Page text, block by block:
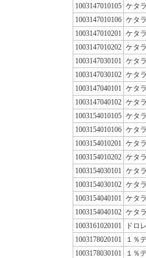
1003147010105 ケタ
1003147010106 ケタ
1003147010201
ケタ
1003147010202 ケタ
1003147030101
ケタ
1003147030102 ケタ
1003147040101
ケタ
1003147040102 ケタ
1003154010105 ケタ
1003154010106 ケタ
1003154010201
ケタ
1003154010202 ケタ
1003154030101
ケタ
1003154030102 ケタ
1003154040101
ケタ
1003154040102 ケタ
1003161020101
ドロ
1003178020101
１％
1003178030101
１％